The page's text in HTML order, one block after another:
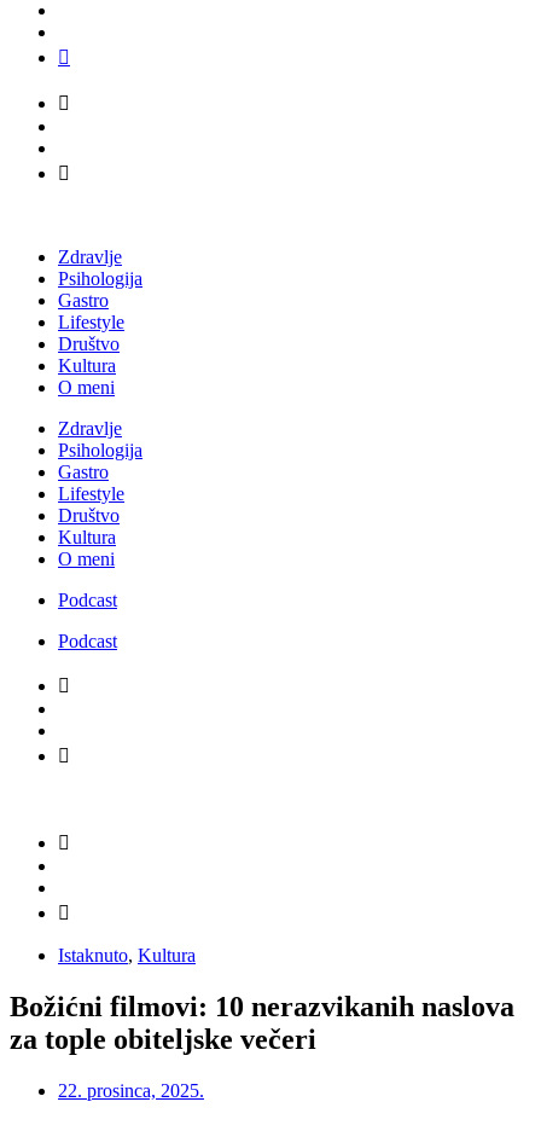
Zdravlje
Psihologija
Gastro
Lifestyle
Društvo
Kultura
O meni
Zdravlje
Psihologija
Gastro
Lifestyle
Društvo
Kultura
O meni
Podcast
Podcast
Istaknuto, Kultura
Božićni filmovi: 10 nerazvikanih naslova
za tople obiteljske večeri
22. prosinca, 2025.